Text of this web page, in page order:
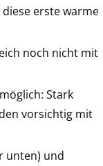
erste warme
noch nicht mit
Stark
vorsichtig mit
unten) und